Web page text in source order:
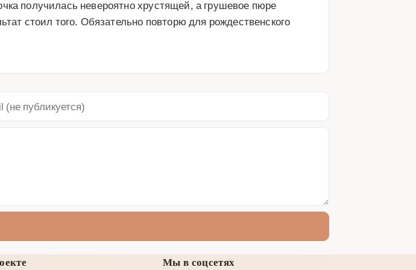
получилась невероятно хрустящей, а грушевое пюре
стоил того. Обязательно повторю для рождественского
Мы в соцсетях